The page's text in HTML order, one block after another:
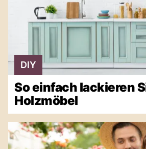
DIY
So einfach lackieren
Holzmöbel